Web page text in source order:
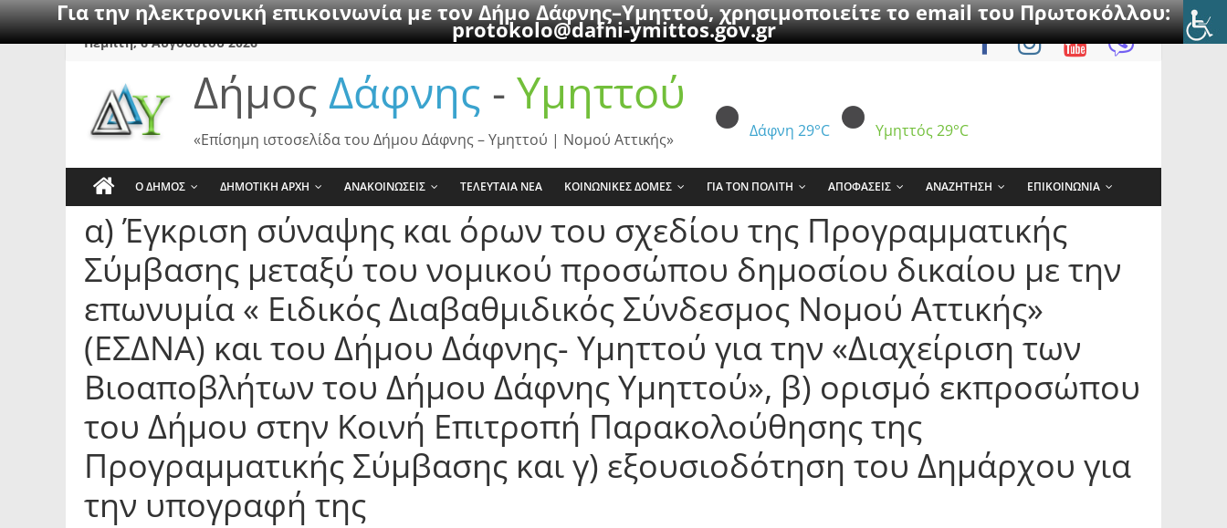
Για την ηλεκτρονική επικοινωνία με τον Δήμο Δάφνης–Υμηττού, χρησιμοποιείτε το email του Πρωτοκόλλου:
protokolo@dafni-ymittos.gov.gr
SkipΠέμπτη, 6 Αυγούστου 2026
Δήμος Δάφνης - Υμηττού
Δάφνη 29°C Υμηττός 29°C
«Επίσημη ιστοσελίδα του Δήμου Δάφνης – Υμηττού | Νομού Αττικής»
Ο ΔΗΜΟΣ ΔΗΜΟΤΙΚΗ ΑΡΧΗ ΑΝΑΚΟΙΝΩΣΕΙΣ ΤΕΛΕΥΤΑΙΑ ΝΕΑ ΚΟΙΝΩΝΙΚΕΣ ΔΟΜΕΣ ΓΙΑ ΤΟΝ ΠΟΛΙΤΗ ΑΠΟΦΑΣΕΙΣ ΑΝΑΖΗΤΗΣΗ ΕΠΙΚΟΙΝΩΝΙΑ
α) Έγκριση σύναψης και όρων του σχεδίου της Προγραμματικής
Σύμβασης μεταξύ του νομικού προσώπου δημοσίου δικαίου με την
επωνυμία « Ειδικός Διαβαθμιδικός Σύνδεσμος Νομού Αττικής»
(ΕΣΔΝΑ) και του Δήμου Δάφνης- Υμηττού για την «Διαχείριση των
Βιοαποβλήτων του Δήμου Δάφνης Υμηττού», β) ορισμό εκπροσώπου
του Δήμου στην Κοινή Επιτροπή Παρακολούθησης της
Προγραμματικής Σύμβασης και γ) εξουσιοδότηση του Δημάρχου για
την υπογραφή της